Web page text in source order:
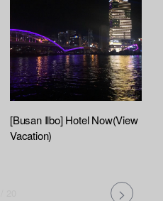
[Busan Ilbo] Hotel Now(View
Vacation)